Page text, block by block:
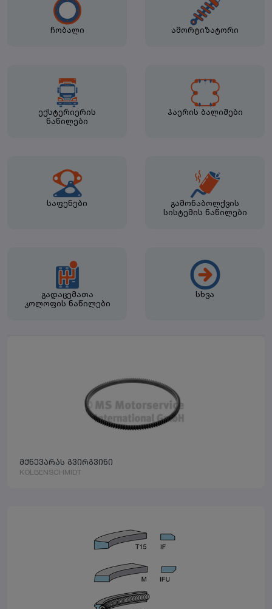
ჩობალი ამორტიზატორი
ექსტერიერის
ნაწილები
ჰაერის ბალიშები
საფენები
გამონაბოლქვის
სისტემის ნაწილები
გადაცემათა
კოლოფის ნაწილები
სხვა
მქნევარას გვირგვინი
KOLBENSCHMIDT